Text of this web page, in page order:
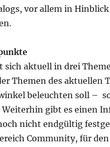
vor allem in
sich aktuell in drei
Themen des aktuellen
beleuchten soll –
gibt es einen
nicht endgültig
Community, für